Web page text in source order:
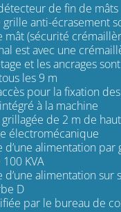
de fin de mâts
grille anti-écrasement
mât (sécurité
est avec une
et les ancrages
les 9 m
pour la fixation
à la machine
de 2 m de
électromécanique
d’une alimentation
KVA
d’une alimentation
D
par le bureau de